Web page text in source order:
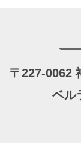
〒227-0062
ベル